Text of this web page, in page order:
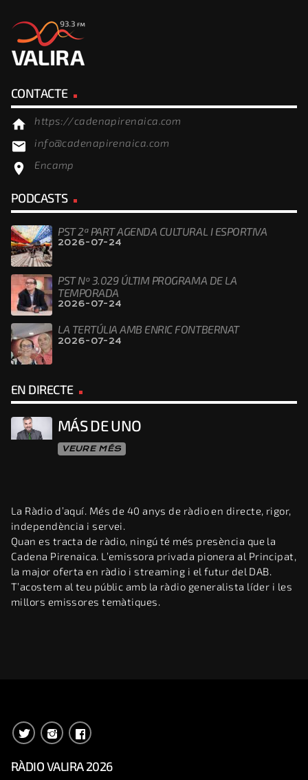
CONTACTE
home https://cadenapirenaica.com
email info@cadenapirenaica.com
location_on Encamp
PODCASTS
PST 2ª PART AGENDA CULTURAL I ESPORTIVA
2026-07-24
PST Nº 3.029 ÚLTIM PROGRAMA DE LA
TEMPORADA
2026-07-24
LA TERTÚLIA AMB ENRIC FONTBERNAT
2026-07-24
EN DIRECTE
MÁS DE UNO
VEURE MÉS
La Ràdio d’aquí. Més de 40 anys de ràdio en directe, rigor,
independència i servei.
Quan es tracta de ràdio, ningú té més presència que la
Cadena Pirenaica. L’emissora privada pionera al Principat,
la major oferta en ràdio i streaming i el futur del DAB.
T’acostem al teu públic amb la ràdio generalista líder i les
millors emissores temàtiques.
RÀDIO VALIRA 2026